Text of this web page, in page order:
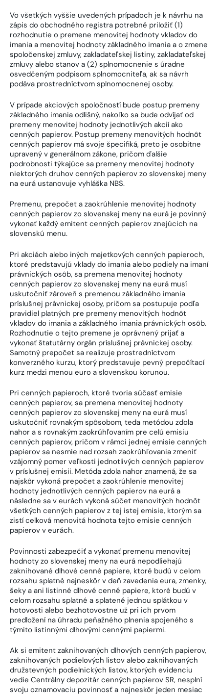
Vo všetkých vyššie uvedených prípadoch je k návrhu na
zápis do obchodného registra potrebné priložiť (1)
rozhodnutie o premene menovitej hodnoty vkladov do
imania a menovitej hodnoty základného imania a o zmene
spoločenskej zmluvy, zakladateľskej listiny, zakladateľskej
zmluvy alebo stanov a (2) splnomocnenie s úradne
osvedčeným podpisom splnomocniteľa, ak sa návrh
podáva prostredníctvom splnomocnenej osoby.
V prípade akciových spoločností bude postup premeny
základného imania odlišný, nakoľko sa bude odvíjať od
premeny menovitej hodnoty jednotlivých akcií ako
cenných papierov. Postup premeny menovitých hodnôt
cenných papierov má svoje špecifiká, preto je osobitne
upravený v generálnom zákone, pričom ďalšie
podrobnosti týkajúce sa premeny menovitej hodnoty
niektorých druhov cenných papierov zo slovenskej meny
na eurá ustanovuje vyhláška NBS.
Premenu, prepočet a zaokrúhlenie menovitej hodnoty
cenných papierov zo slovenskej meny na eurá je povinný
vykonať každý emitent cenných papierov znejúcich na
slovenskú menu.
Pri akciách alebo iných majetkových cenných papieroch,
ktoré predstavujú vklady do imania alebo podiely na imaní
právnických osôb, sa premena menovitej hodnoty
cenných papierov zo slovenskej meny na eurá musí
uskutočniť zároveň s premenou základného imania
príslušnej právnickej osoby, pričom sa postupuje podľa
pravidiel platných pre premeny menovitých hodnôt
vkladov do imania a základného imania právnických osôb.
Rozhodnutie o tejto premene je oprávnený prijať a
vykonať štatutárny orgán príslušnej právnickej osoby.
Samotný prepočet sa realizuje prostredníctvom
konverzného kurzu, ktorý predstavuje pevný prepočítací
kurz medzi menou euro a slovenskou korunou.
Pri cenných papieroch, ktoré tvoria súčasť emisie
cenných papierov, sa premena menovitej hodnoty
cenných papierov zo slovenskej meny na eurá musí
uskutočniť rovnakým spôsobom, teda metódou zdola
nahor a s rovnakým zaokrúhľovaním pre celú emisiu
cenných papierov, pričom v rámci jednej emisie cenných
papierov sa nesmie nad rozsah zaokrúhľovania zmeniť
vzájomný pomer veľkosti jednotlivých cenných papierov
v príslušnej emisii. Metóda zdola nahor znamená, že sa
najskôr vykoná prepočet a zaokrúhlenie menovitej
hodnoty jednotlivých cenných papierov na eurá a
následne sa v eurách vykoná súčet menovitých hodnôt
všetkých cenných papierov z tej istej emisie, ktorým sa
zistí celková menovitá hodnota tejto emisie cenných
papierov v eurách.
Povinnosti zabezpečiť a vykonať premenu menovitej
hodnoty zo slovenskej meny na eurá nepodliehajú
zaknihované dlhové cenné papiere, ktoré budú v celom
rozsahu splatné najneskôr v deň zavedenia eura, zmenky,
šeky a ani listinné dlhové cenné papiere, ktoré budú v
celom rozsahu splatné a splatené jednou splátkou v
hotovosti alebo bezhotovostne už pri ich prvom
predložení na úhradu peňažného plnenia spojeného s
týmito listinnými dlhovými cennými papiermi.
Ak si emitent zaknihovaných dlhových cenných papierov,
zaknihovaných podielových listov alebo zaknihovaných
družstevných podielnických listov, ktorých evidenciu
vedie Centrálny depozitár cenných papierov SR, nesplní
svoju oznamovaciu povinnosť a najneskôr jeden mesiac